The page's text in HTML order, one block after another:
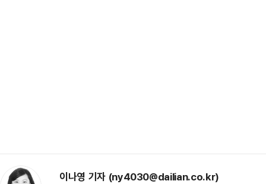
이나영 기자 (ny4030@dailian.co.kr)